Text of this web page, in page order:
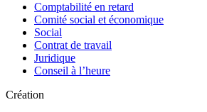
Comptabilité en retard
Comité social et économique
Social
Contrat de travail
Juridique
Conseil à l’heure
Création